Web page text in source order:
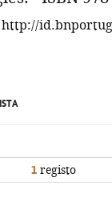
1 registo